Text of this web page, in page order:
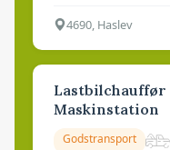
4690, Haslev
Lastbilchauffør
Maskinstation
Godstransport